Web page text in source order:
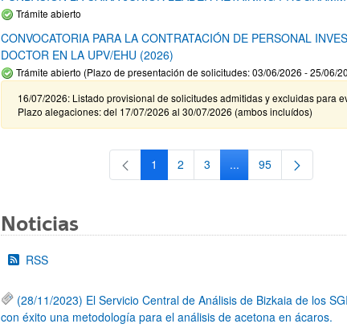
Trámite abierto
CONVOCATORIA PARA LA CONTRATACIÓN DE PERSONAL
DOCTOR EN LA UPV/EHU (2026)
Trámite abierto (Plazo de presentación de solicitudes: 03/06/2026 - 25/06/
16/07/2026: Listado provisional de solicitudes admitidas y excluidas para
Plazo alegaciones: del 17/07/2026 al 30/07/2026 (ambos incluídos)
Página
1 Página
2 Página
3 ...Páginas intermedias
Página
95
Noticias
RSS
(28/11/2023) El Servicio Central de Análisis de Bizkaia de los
con éxito una metodología para el análisis de acetona en ácaros.